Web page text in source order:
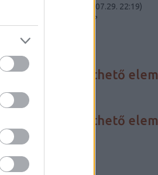
2023.07.29. 22:19)
Összeomlik a civilizációnk?
HÍREINK
Nincs megjeleníthető elem
Nincs megjeleníthető elem
Biomass